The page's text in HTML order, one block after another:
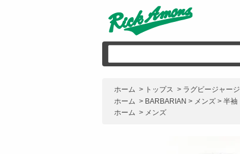
ホーム > トップス > ラグビージャージ
ホーム > BARBARIAN > メンズ > 半袖
ホーム > メンズ